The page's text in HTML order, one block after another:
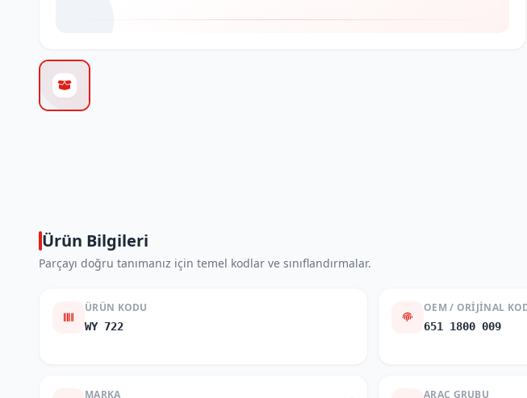
Ürün Bilgileri
Parçayı doğru tanımanız için temel kodlar ve sınıflandırmalar.
ÜRÜN KODU
WY 722
OEM / ORIJINAL
651 1800 009
MARKA ARAÇ GRUBU